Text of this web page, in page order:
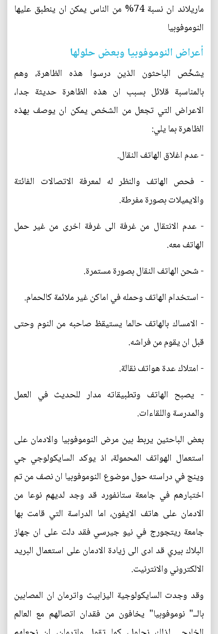
ماريلاند ان نسبة 74% من الناس يمكن ان ينطبق عليها
النوموفوبيا
أعراض النوموفوبيا وبعض حلولها
يشخّص الباحثون الذين درسوا هذه الظاهرة، وهم
بالمناسبة قلائل بسبب ان هذه الظاهرة حديثة جدا،
الاعراض التي تجعل من الشخص يمكن ان يوصف بهذه
الظاهرة بما يلي:
- عدم اغلاق الهاتف النقال.
- فحص الهاتف والنظر له لمعرفة الاتصالات الفائتة
والايميلات بصورة مفرطة.
- عدم الانتقال من غرفة الى غرفة اخرى من غير حمل
الهاتف معه.
- شحن الهاتف النقال بصورة مستمرة.
- استخدام الهاتف وحمله في اماكن غير ملائمة كالحمام.
- الامساك بالهاتف حالما يستيقظ صاحبه من النوم وحتى
قبل ان يقوم من فراشه.
- امتلاك عدة هواتف نقالة.
- يصبح الهاتف وتطبيقاته مدار للحديث في العمل
والمدرسة واللقاءات.
بعض الباحثين يربط بين مرض النوموفوبيا والادمان على
استعمال الهواتف المحمولة، اذ يوكد السايكولوجي جي
وينج في دراسته حول موضوع النوموفوبيا ان نصف من تم
اختبارهم في جامعة ستانفورد قد وجد لديهم نوعا من
الادمان على هاتف الايفون، اما الدراسة التي قامت بها
جامعة ريتجورج في نيو جيرسي فقد دلت على ان جهاز
البلاك بيري قد ادى الى زيادة الادمان على استعمال البريد
الالكتروني والانترنيت.
وقد وجدت السايكولوجية اليزابيث واترمان ان المصابين
بالــ" نوموفوبيا" يخافون من فقدان اتصالهم مع العالم